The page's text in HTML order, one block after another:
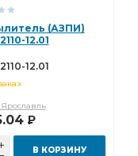
(АЗПИ)
12.01
12.01
Р
В КОРЗИНУ